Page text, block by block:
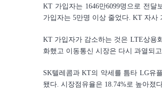
KT 가입자는 1646만6099명으로 전
가입자는 5만명 이상 줄었다. KT 자사
KT 가입자가 감소하는 것은 LTE상용
화했고 이동통신 시장은 다시 과열되
SK텔레콤과 KT의 약세를 틈타 LG유
됐다. 시장점유율은 18.74%로 높아졌